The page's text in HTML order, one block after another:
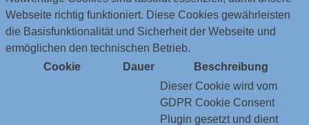
Webseite richtig funktioniert. Diese Cookies gewährleisten
die Basisfunktionalität und Sicherheit der Webseite und
ermöglichen den technischen Betrieb.
Cookie
Dauer Beschreibung
Dieser Cookie wird vom
GDPR Cookie Consent
Plugin gesetzt und dient